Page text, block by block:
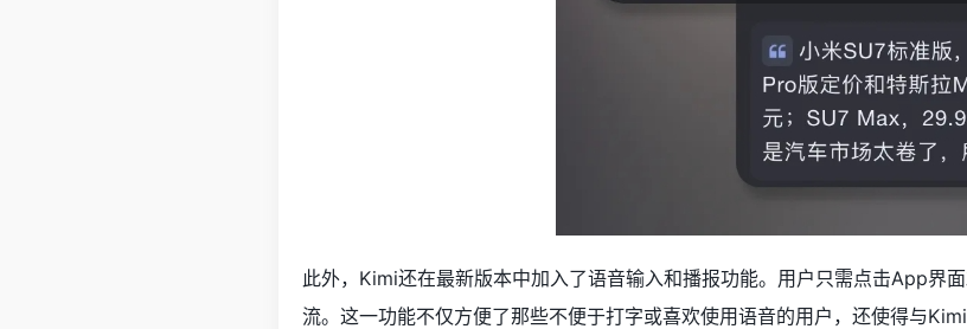
此外，Kimi还在最新版本中加入了语音输入和播报功能。用户只需点击App界
流。这一功能不仅方便了那些不便于打字或喜欢使用语音的用户，还使得与